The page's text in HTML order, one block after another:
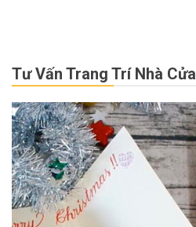
Tư Vấn Trang Trí Nhà Cửa